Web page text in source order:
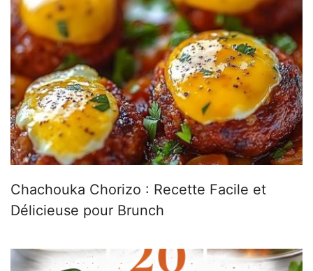
Chachouka Chorizo : Recette Facile et
Délicieuse pour Brunch